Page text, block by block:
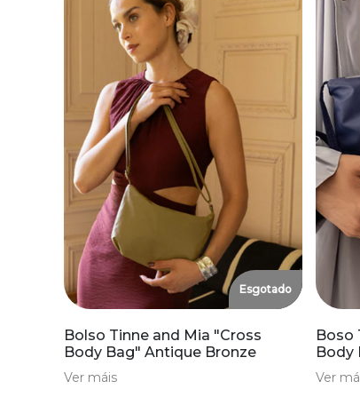
Esgotado
Bolso Tinne and Mia "Cross
Body Bag" Antique Bronze
Ver máis
Boso
Body
Ver